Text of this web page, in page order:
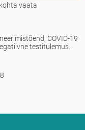
vaata
COVID-19
testitulemus.